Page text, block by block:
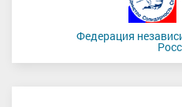
Федерация